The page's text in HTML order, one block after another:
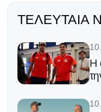
ΤΕΛΕΥΤΑΊΑ
Η